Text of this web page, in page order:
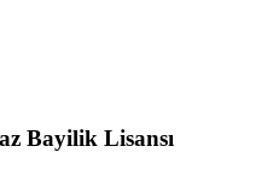
Bayilik Lisansı